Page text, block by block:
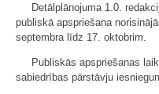
Detālplānojuma 1.0.
publiskā apspriešana
septembra līdz 17. oktobrim.
Publiskās apspriešanas
sabiedrības pārstāvju